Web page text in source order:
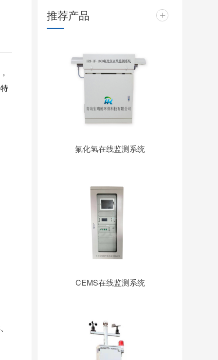
推荐产品 +
氟化氢在线监测系统
CEMS在线监测系统